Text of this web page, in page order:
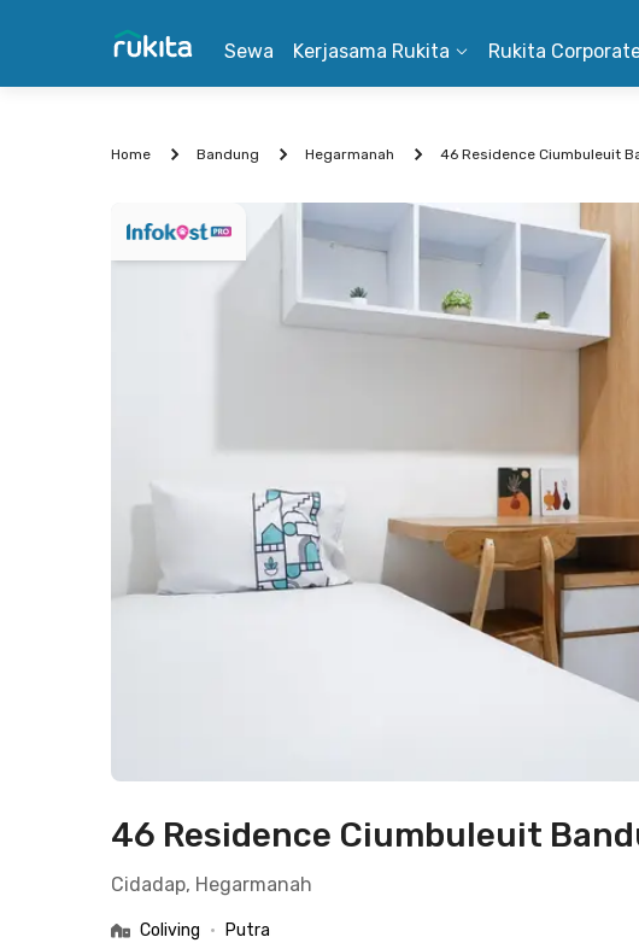
Sewa Kerjasama Rukita Rukita
Home Bandung Hegarmanah 46 Residence Ciumbuleuit
46 Residence Ciumbuleuit
Cidadap, Hegarmanah
Coliving • Putra